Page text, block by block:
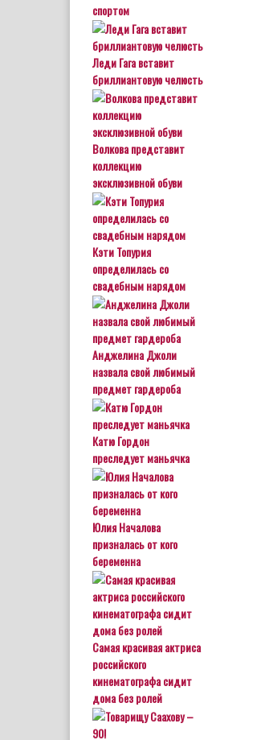
спортом
Леди Гага вставит
бриллиантовую челюсть
Волкова представит
коллекцию
эксклюзивной обуви
Кэти Топурия
определилась со
свадебным нарядом
Анджелина Джоли
назвала свой любимый
предмет гардероба
Катю Гордон
преследует маньячка
Юлия Началова
призналась от кого
беременна
Самая красивая актриса
российского
кинематографа сидит
дома без ролей